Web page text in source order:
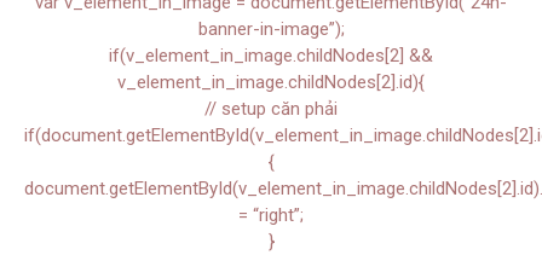
banner-in-image”);
if(v_element_in_image.childNodes[2] &&
v_element_in_image.childNodes[2].id){
// setup căn phải
{
= “right”;
}